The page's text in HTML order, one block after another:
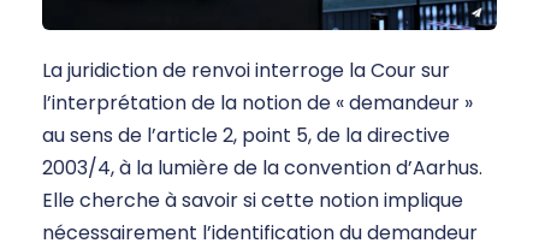
La juridiction de renvoi interroge la Cour sur
l’interprétation de la notion de « demandeur »
au sens de l’article 2, point 5, de la directive
2003/4, à la lumière de la convention d’Aarhus.
Elle cherche à savoir si cette notion implique
nécessairement l’identification du demandeur